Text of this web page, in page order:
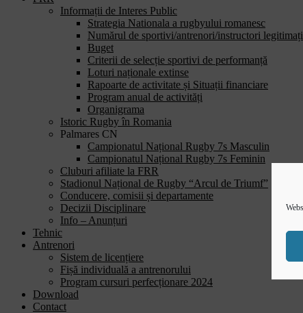
Informații de Interes Public
Strategia Nationala a rugbyului romanesc
Numărul de sportivi/antrenori/instructori
Buget
Criterii de selecție sportivi de performanță
Loturi naționale extinse
Rapoarte de activitate și Situații financiare
Program anual de activități
Organigrama
Istoric Rugby în Romania
Palmares CN
Campionatul Național Rugby 7s Masculin
Campionatul Național Rugby 7s Feminin
Cluburi afiliate la FRR
Stadionul Național de Rugby “Arcul de Triumf”
Conducere, comisii și departamente
Decizii Disciplinare
Info – Anunțuri
Tehnic
Antrenori
Sistem de licențiere
Fișă individuală a antrenorului
Program cursuri perfecționare 2024
Download
Contact